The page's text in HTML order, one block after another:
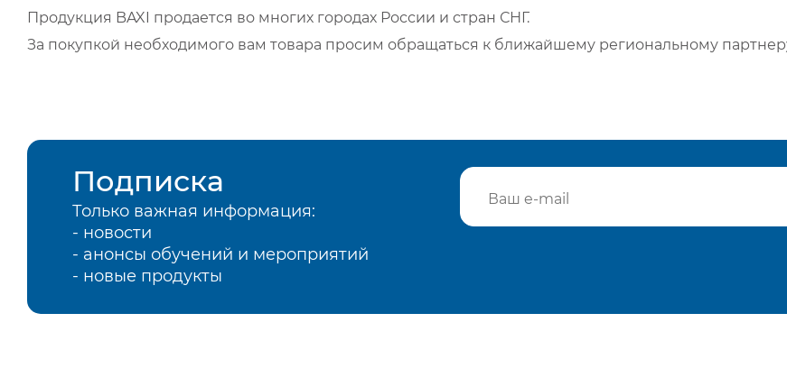
Продукция BAXI продается во многих городах России и стран СНГ.
За покупкой необходимого вам товара просим обращаться к ближайшему региональному
Подписка
Только важная информация:
- новости
- анонсы обучений и мероприятий
- новые продукты